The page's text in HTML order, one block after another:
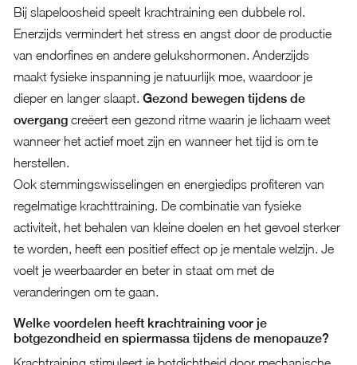
Bij slapeloosheid speelt krachtraining een dubbele rol.
Enerzijds vermindert het stress en angst door de productie
van endorfines en andere gelukshormonen. Anderzijds
maakt fysieke inspanning je natuurlijk moe, waardoor je
dieper en langer slaapt. Gezond bewegen tijdens de
overgangcreëert een gezond ritme waarin je lichaam weet
wanneer het actief moet zijn en wanneer het tijd is om te
herstellen.
Ook stemmingswisselingen en energiedips profiteren van
regelmatige krachttraining. De combinatie van fysieke
activiteit, het behalen van kleine doelen en het gevoel sterker
te worden, heeft een positief effect op je mentale welzijn. Je
voelt je weerbaarder en beter in staat om met de
veranderingen om te gaan.
Welke voordelen heeft krachtraining voor je
botgezondheid en spiermassa tijdens de menopauze?